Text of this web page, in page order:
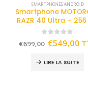
SMARTPHONES ANDROID
Smartphone
RAZR 40 Ultra – 256
out of 5
€699,00 €549,00
LIRE LA SUITE